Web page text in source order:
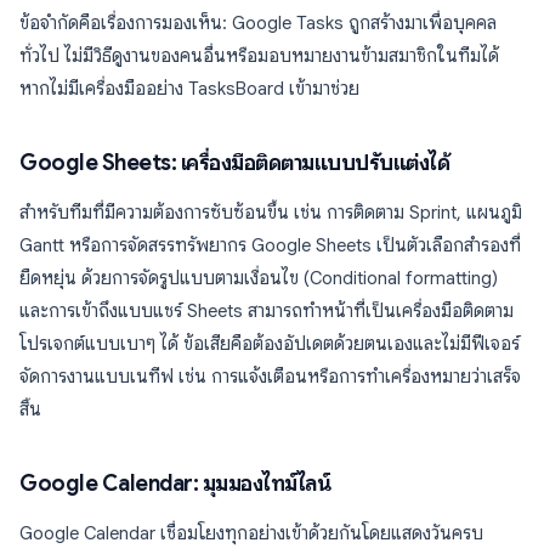
ข้อจำกัดคือเรื่องการมองเห็น: Google Tasks ถูกสร้างมาเพื่อบุคคล
ทั่วไป ไม่มีวิธีดูงานของคนอื่นหรือมอบหมายงานข้ามสมาชิกในทีมได้
หากไม่มีเครื่องมืออย่าง TasksBoard เข้ามาช่วย
Google Sheets: เครื่องมือติดตามแบบปรับแต่งได้
สำหรับทีมที่มีความต้องการซับซ้อนขึ้น เช่น การติดตาม Sprint, แผนภูมิ
Gantt หรือการจัดสรรทรัพยากร Google Sheets เป็นตัวเลือกสำรองที่
ยืดหยุ่น ด้วยการจัดรูปแบบตามเงื่อนไข (Conditional formatting)
และการเข้าถึงแบบแชร์ Sheets สามารถทำหน้าที่เป็นเครื่องมือติดตาม
โปรเจกต์แบบเบาๆ ได้ ข้อเสียคือต้องอัปเดตด้วยตนเองและไม่มีฟีเจอร์
จัดการงานแบบเนทีฟ เช่น การแจ้งเตือนหรือการทำเครื่องหมายว่าเสร็จ
สิ้น
Google Calendar: มุมมองไทม์ไลน์
Google Calendar เชื่อมโยงทุกอย่างเข้าด้วยกันโดยแสดงวันครบ